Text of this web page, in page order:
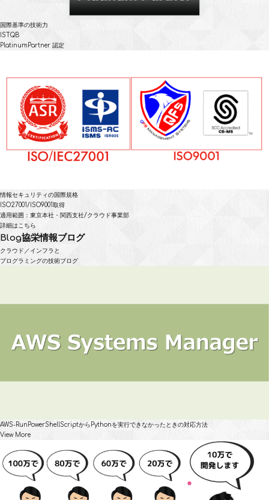
国際基準の技術力
ISTQB
PlatinumPartner 認定
情報セキュリティの国際規格
ISO27001/ISO9001取得
適用範囲：東京本社・関西支社/クラウド事業部
詳細はこちら
Blog協栄情報ブログ
クラウド／インフラと
プログラミングの技術ブログ
AWS-RunPowerShellScriptからPythonを実行できなかったときの対応方法
View More